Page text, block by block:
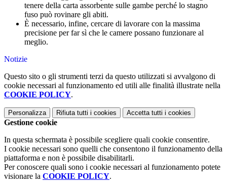
tenere della carta assorbente sulle gambe perché lo stagno
fuso può rovinare gli abiti.
È necessario, infine, cercare di lavorare con la massima
precisione per far sì che le camere possano funzionare al
meglio.
Notizie
Questo sito o gli strumenti terzi da questo utilizzati si avvalgono di
cookie necessari al funzionamento ed utili alle finalità illustrate nella
COOKIE POLICY.
Personalizza Rifiuta tutti i cookies Accetta tutti i cookies
Gestione cookie
In questa schermata è possibile scegliere quali cookie consentire.
I cookie necessari sono quelli che consentono il funzionamento della
piattaforma e non è possibile disabilitarli.
Per conoscere quali sono i cookie necessari al funzionamento potete
visionare la COOKIE POLICY.